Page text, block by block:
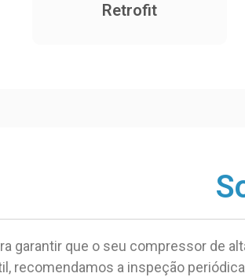
Retrofit
garantir que o seu compressor de
recomendamos a inspeção